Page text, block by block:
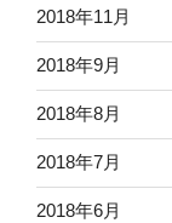
2018年11月
2018年9月
2018年8月
2018年7月
2018年6月